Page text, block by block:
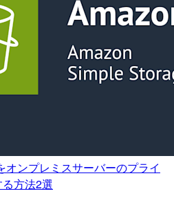
ンプレミスサーバーのプライ
方法2選